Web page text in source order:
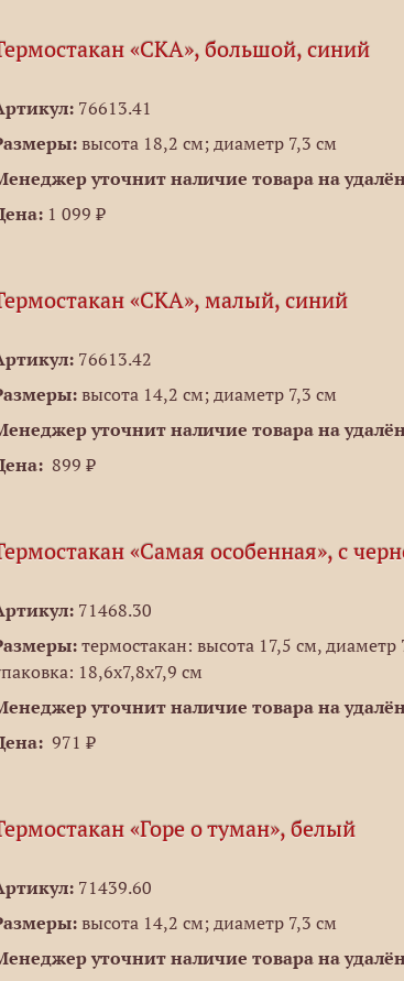
«СКА», большой, синий
76613.41
высота 18,2 см; диаметр 7,3 см
уточнит наличие товара на
1 099 ₽
«СКА», малый, синий
76613.42
высота 14,2 см; диаметр 7,3 см
уточнит наличие товара на
899 ₽
«Самая особенная», с
71468.30
термостакан: высота 17,5 см,
18,6х7,8х7,9 см
уточнит наличие товара на
971 ₽
«Горе о туман», белый
71439.60
высота 14,2 см; диаметр 7,3 см
уточнит наличие товара на